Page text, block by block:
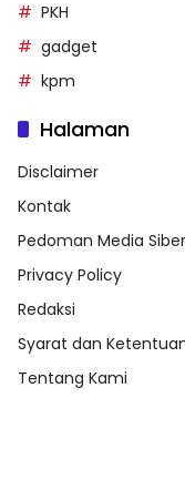
PKH
gadget
kpm
Halaman
Disclaimer
Kontak
Pedoman Media Siber
Privacy Policy
Redaksi
Syarat dan
Tentang Kami